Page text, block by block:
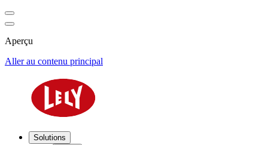
Aperçu
Aller au contenu principal
Solutions